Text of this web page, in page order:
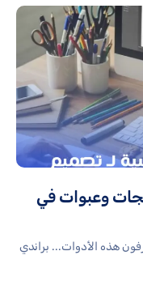
وعبوات في
هذه الأدوات... براندي